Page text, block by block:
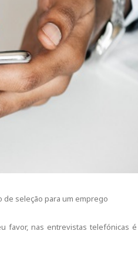
seleção para um emprego
favor, nas entrevistas telefónicas